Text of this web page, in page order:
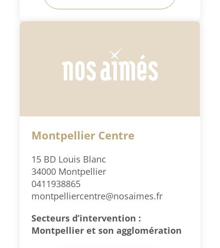
Montpellier Centre
15 BD Louis Blanc
34000 Montpellier
0411938865
montpelliercentre@nosaimes.fr
Secteurs d’intervention :
Montpellier et son agglomération